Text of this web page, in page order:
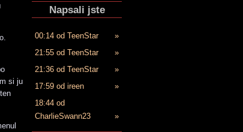
si ju
Napsali jste
00:14 od TeenStar
»
21:55 od TeenStar
»
21:36 od TeenStar
»
17:59 od ireen
»
18:44 od
CharlieSwann23
»